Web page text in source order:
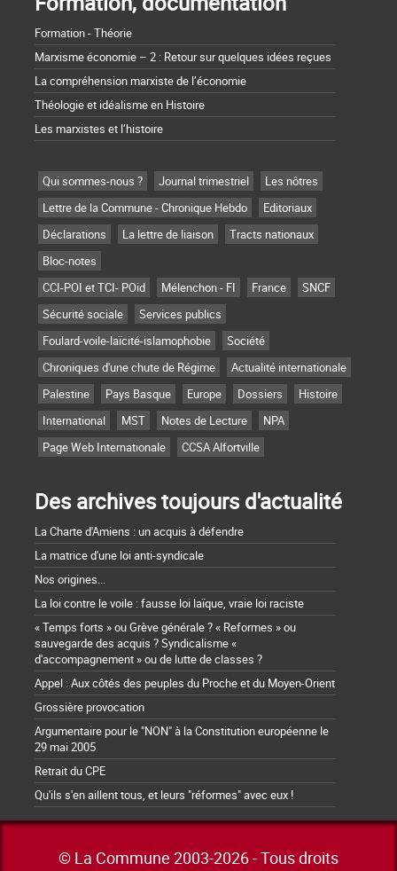
Formation - Théorie
Marxisme économie – 2 : Retour sur quelques idées reçues
La compréhension marxiste de l’économie
Théologie et idéalisme en Histoire
Les marxistes et l’histoire
Qui sommes-nous ? Journal trimestriel
Les nôtres
Lettre de la Commune - Chronique Hebdo
Editoriaux
Déclarations
La lettre de liaison
Tracts nationaux
Bloc-notes
CCI-POI et TCI- POid
Mélenchon - FI France
SNCF
Sécurité sociale
Services publics
Foulard-voile-laïcité-islamophobie
Société
Chroniques d'une chute de Régime
Actualité internationale
Palestine
Pays Basque Europe Dossiers
Histoire
International
MST Notes de Lecture
NPA
Page Web Internationale
CCSA Alfortville
Des archives toujours d'actualité
La Charte d'Amiens : un acquis à défendre
La matrice d'une loi anti-syndicale
Nos origines...
La loi contre le voile : fausse loi laïque, vraie loi raciste
« Temps forts » ou Grève générale ? « Reformes » ou
sauvegarde des acquis ? Syndicalisme «
d'accompagnement » ou de lutte de classes ?
Appel : Aux côtés des peuples du Proche et du Moyen-Orient
Grossière provocation
Argumentaire pour le "NON" à la Constitution européenne le
29 mai 2005
Retrait du CPE
Qu'ils s'en aillent tous, et leurs "réformes" avec eux !
© La Commune 2003-2026 - Tous droits